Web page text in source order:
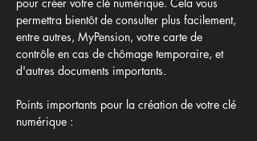
permettra bientôt de consulter plus facilement,
entre autres, MyPension, votre carte de
contrôle en cas de chômage temporaire, et
d'autres documents importants.
Points importants pour la création de votre clé
numérique :